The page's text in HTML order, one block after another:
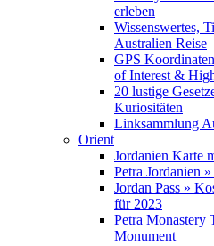
erleben
Wissenswertes,
Australien Reise
GPS
of Interest &
20 lustige
Kuriositäten
Linksammlung
Orient
Jordanien Karte
Petra Jordanien
Jordan Pass »
für 2023
Petra Monastery
Monument